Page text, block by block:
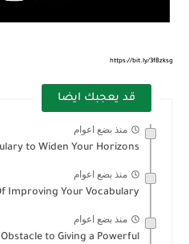
https://bit.ly/3f8zksg
قد يعجبك ايضا
منذ بضع اعوام
to Widen Your Horizons
منذ بضع اعوام
Improving Your Vocabulary
منذ بضع اعوام
to Giving a Powerful...